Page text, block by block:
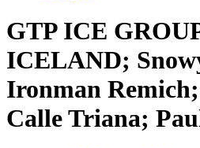
GTP ICE
ICELAND;
Ironman
Calle Triana;